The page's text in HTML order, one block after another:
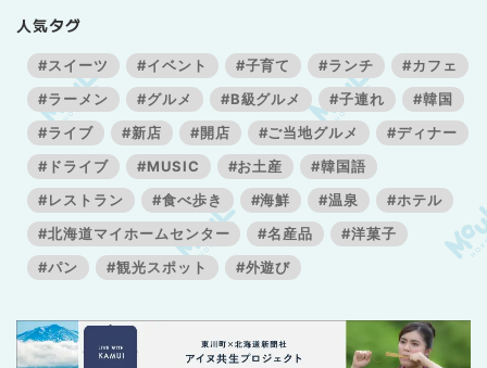
人気タグ
#スイーツ #イベント #子育て #ランチ
#カフェ
#ラーメン
#グルメ #B級グルメ #子連れ
#韓国
#ライブ
#新店 #開店 #ご当地グルメ
#ディナー
#ドライブ
#MUSIC #お土産
#韓国語
#レストラン
#食べ歩き #海鮮 #温泉
#ホテル
#北海道マイホームセンター
#名産品
#洋菓子
#パン
#観光スポット #外遊び